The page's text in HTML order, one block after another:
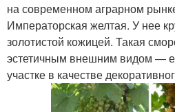
на современном аграрном
Императорская желтая. У нее
золотистой кожицей. Такая
эстетичным внешним видом —
участке в качестве